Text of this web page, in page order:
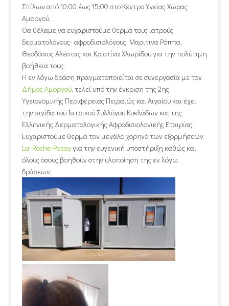
Σπίλων από 10:00 έως 15:00 στο Κέντρο Υγείας Χώρας
Αμοργού.
Θα θέλαμε να ευχαριστούμε θερμά τους ιατρούς
δερματολόγους- αφροδισιολόγους, Μαριτινα Ρόππα,
Θεοδόσιος Αλέστας και Κριστίνα Χλωρίδου για την πολύτιμη
βοήθεια τους.
Η εν λόγω δράση πραγματοποιείται σε συνεργασία με τον
Δήμος Αμοργού, τελεί υπό την έγκριση της 2ης
Υγειονομικής Περιφέρειας Πειραιώς και Αιγαίου και έχει
την αιγίδα του Ιατρικού Συλλόγου Κυκλάδων και της
Ελληνικής Δερματολογικής Αφροδισιολογικής Εταιρίας.
Ευχαριστούμε θερμά τον μεγάλο χορηγό των εξορμήσεων
La Roche-Posayγια την ευγενική υποστήριξη καθώς και
όλους όσους βοηθούν στην υλοποίηση της εν λόγω
δράσεων.